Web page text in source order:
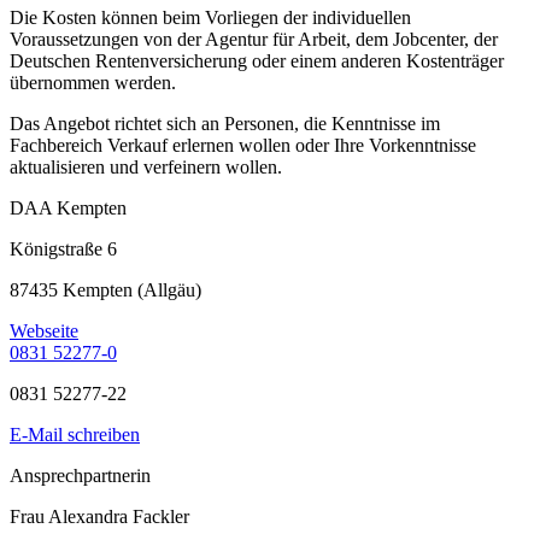
Die Kosten können beim Vorliegen der individuellen
Voraussetzungen von der Agentur für Arbeit, dem Jobcenter, der
Deutschen Rentenversicherung oder einem anderen Kostenträger
übernommen werden.
Das Angebot richtet sich an Personen, die Kenntnisse im
Fachbereich Verkauf erlernen wollen oder Ihre Vorkenntnisse
aktualisieren und verfeinern wollen.
DAA Kempten
Königstraße 6
87435 Kempten (Allgäu)
Webseite
0831 52277-0
0831 52277-22
E-Mail schreiben
Ansprechpartnerin
Frau Alexandra Fackler